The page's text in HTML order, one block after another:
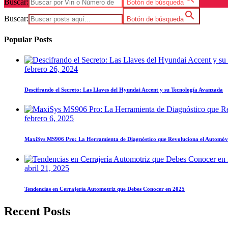
Buscar: Botón de búsqueda
Buscar: Botón de búsqueda
Popular Posts
febrero 26, 2024
Descifrando el Secreto: Las Llaves del Hyundai Accent y su Tecnología Avanzada
febrero 6, 2025
MaxiSys MS906 Pro: La Herramienta de Diagnóstico que Revoluciona el
abril 21, 2025
Tendencias en Cerrajería Automotriz que Debes Conocer en 2025
Recent Posts